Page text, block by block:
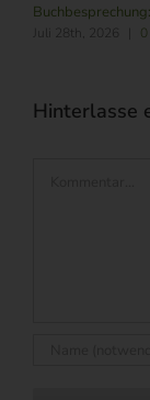
Juli 28th, 2026
Hinterlasse